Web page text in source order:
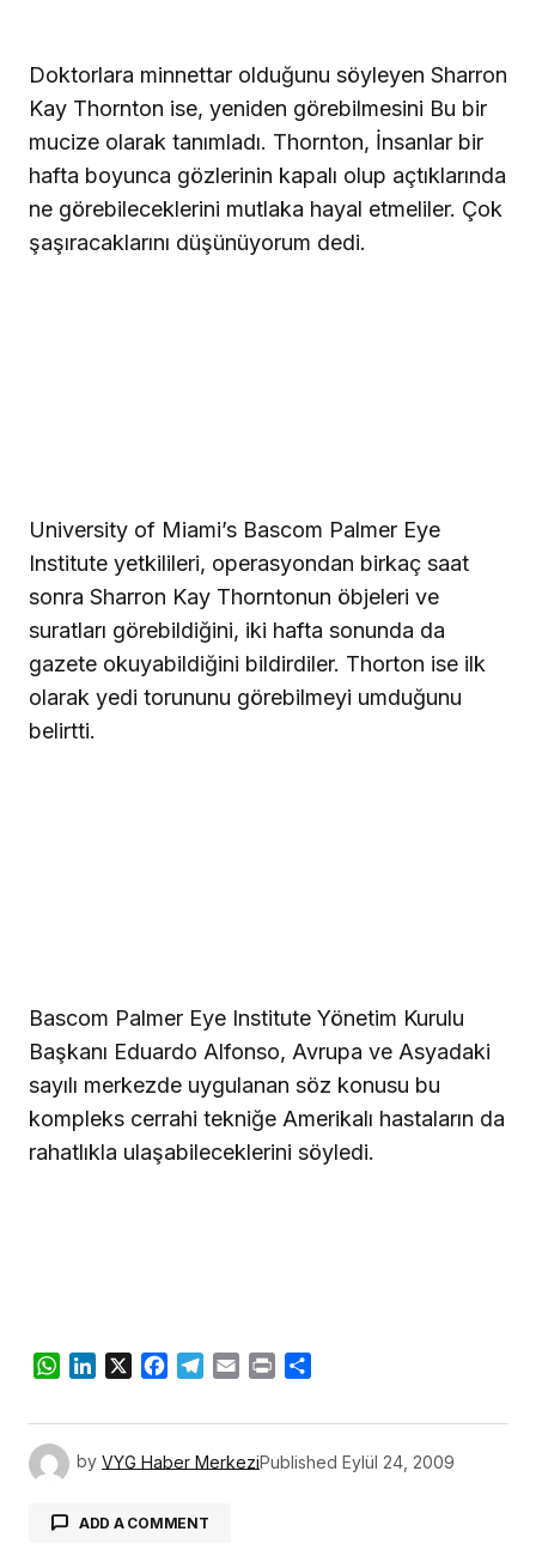
Doktorlara minnettar olduğunu söyleyen Sharron
Kay Thornton ise, yeniden görebilmesini Bu bir
mucize olarak tanımladı. Thornton, İnsanlar bir
hafta boyunca gözlerinin kapalı olup açtıklarında
ne görebileceklerini mutlaka hayal etmeliler. Çok
şaşıracaklarını düşünüyorum dedi.
University of Miami’s Bascom Palmer Eye
Institute yetkilileri, operasyondan birkaç saat
sonra Sharron Kay Thorntonun öbjeleri ve
suratları görebildiğini, iki hafta sonunda da
gazete okuyabildiğini bildirdiler. Thorton ise ilk
olarak yedi torununu görebilmeyi umduğunu
belirtti.
Bascom Palmer Eye Institute Yönetim Kurulu
Başkanı Eduardo Alfonso, Avrupa ve Asyadaki
sayılı merkezde uygulanan söz konusu bu
kompleks cerrahi tekniğe Amerikalı hastaların da
rahatlıkla ulaşabileceklerini söyledi.
WhatsApp
LinkedIn
X Facebook
Telegram
Email Print
by VYG Haber MerkeziPublished Eylül 24, 2009
ADD A COMMENT